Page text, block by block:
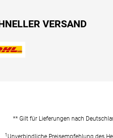
VERSAND
** Gilt für Lieferungen nach
1 Unverbindliche Preisempfehlung des